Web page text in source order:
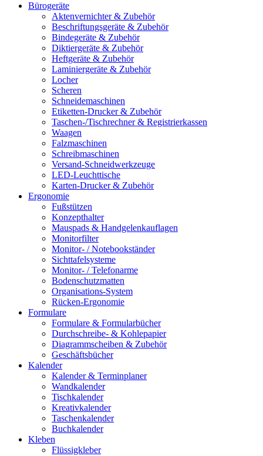
Bürogeräte
Aktenvernichter & Zubehör
Beschriftungsgeräte & Zubehör
Bindegeräte & Zubehör
Diktiergeräte & Zubehör
Heftgeräte & Zubehör
Laminiergeräte & Zubehör
Locher
Scheren
Schneidemaschinen
Etiketten-Drucker & Zubehör
Taschen-/Tischrechner & Registrierkassen
Waagen
Falzmaschinen
Schreibmaschinen
Versand-Schneidwerkzeuge
LED-Leuchttische
Karten-Drucker & Zubehör
Ergonomie
Fußstützen
Konzepthalter
Mauspads & Handgelenkauflagen
Monitorfilter
Monitor- / Notebookständer
Sichttafelsysteme
Monitor- / Telefonarme
Bodenschutzmatten
Organisations-System
Rücken-Ergonomie
Formulare
Formulare & Formularbücher
Durchschreibe- & Kohlepapier
Diagrammscheiben & Zubehör
Geschäftsbücher
Kalender
Kalender & Terminplaner
Wandkalender
Tischkalender
Kreativkalender
Taschenkalender
Buchkalender
Kleben
Flüssigkleber